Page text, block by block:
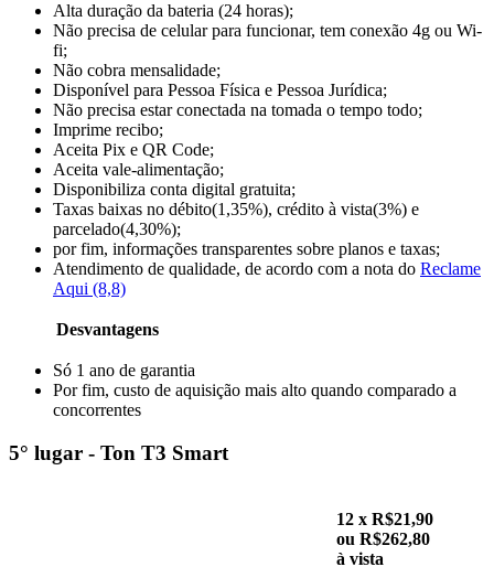
Alta duração da bateria (24 horas);
Não precisa de celular para funcionar, tem conexão 4g ou Wi-
fi;
Não cobra mensalidade;
Disponível para Pessoa Física e Pessoa Jurídica;
Não precisa estar conectada na tomada o tempo todo;
Imprime recibo;
Aceita Pix e QR Code;
Aceita vale-alimentação;
Disponibiliza conta digital gratuita;
Taxas baixas no débito(1,35%), crédito à vista(3%) e
parcelado(4,30%);
por fim, informações transparentes sobre planos e taxas;
Atendimento de qualidade, de acordo com a nota do Reclame
Aqui (8,8)
Desvantagens
Só 1 ano de garantia
Por fim, custo de aquisição mais alto quando comparado a
concorrentes
5° lugar - Ton T3 Smart
12 x R$21,90
ou R$262,80
à vista